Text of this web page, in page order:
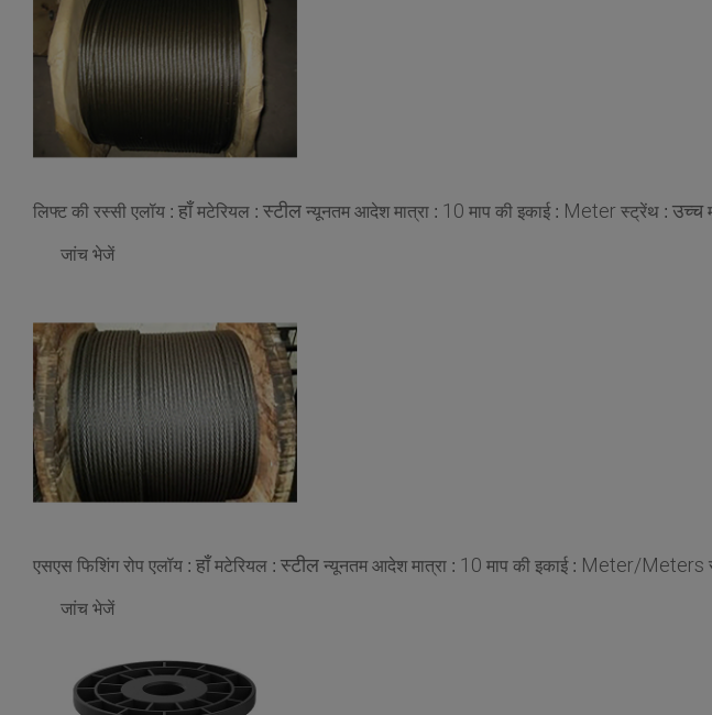
लिफ्ट की रस्सी एलॉय : हाँ मटेरियल : स्टील न्यूनतम आदेश मात्रा : 10 माप की इकाई : Meter स्ट्रेंथ : उच्च
जांच भेजें
एसएस फिशिंग रोप एलॉय : हाँ मटेरियल : स्टील न्यूनतम आदेश मात्रा : 10 माप की इकाई : Meter/Meters
जांच भेजें